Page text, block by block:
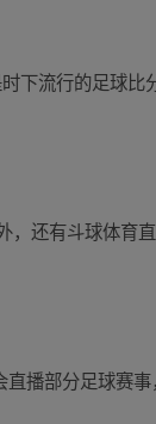
下流行的足球
还有斗球体
播部分足球赛